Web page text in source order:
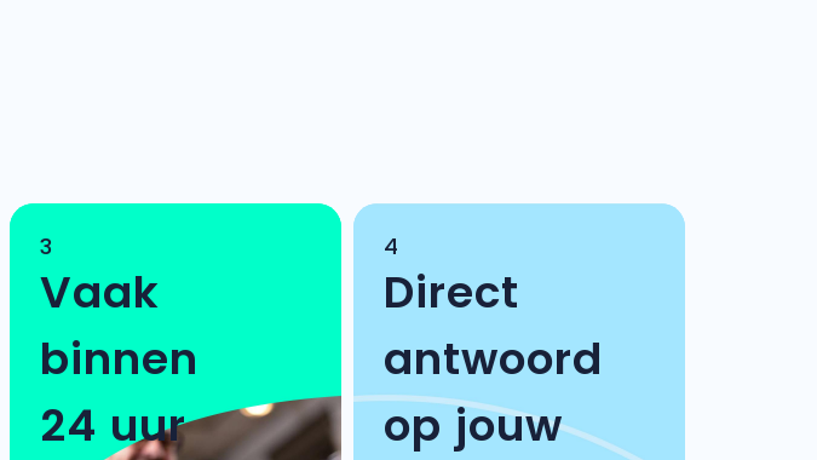
3
Vaak
binnen
24 uur
4
Direct
antwoord
op jouw